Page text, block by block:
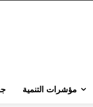
مؤشرات التنمية